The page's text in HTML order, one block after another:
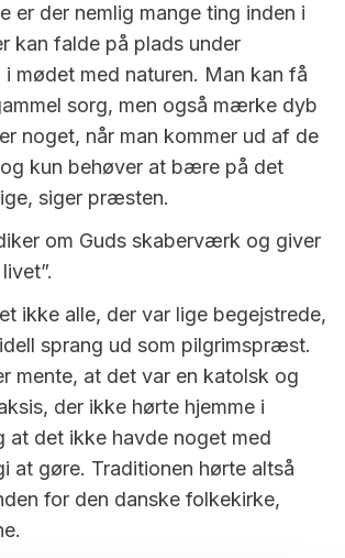
er der nemlig mange ting inden i
kan falde på plads under
mødet med naturen. Man kan få
sorg, men også mærke dyb
noget, når man kommer ud af de
kun behøver at bære på det
siger præsten.
om Guds skaberværk og giver
ikke alle, der var lige begejstrede,
sprang ud som pilgrimspræst.
mente, at det var en katolsk og
der ikke hørte hjemme i
at det ikke havde noget med
at gøre. Traditionen hørte altså
for den danske folkekirke,